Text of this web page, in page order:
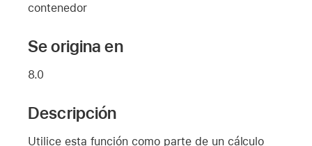
contenedor
Se origina en
8.0
Descripción
Utilice esta función como parte de un cálculo